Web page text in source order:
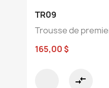
TR09
Trousse de
165,00 $
compare_arrows